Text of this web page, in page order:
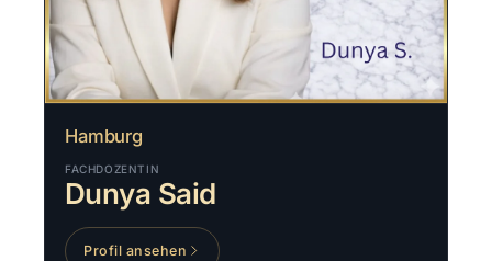
Hamburg
FACHDOZENTIN
Dunya Said
Profil ansehen